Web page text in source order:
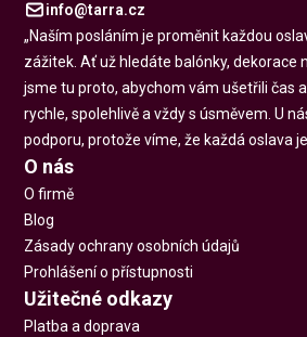
info@tarra.cz
„Naším posláním je proměnit každou
zážitek. Ať už hledáte balónky, dekorace
jsme tu proto, abychom vám ušetřili čas
rychle, spolehlivě a vždy s úsměvem. U
podporu, protože víme, že každá oslava
O nás
O firmě
Blog
Zásady ochrany osobních údajů
Prohlášení o přístupnosti
Užitečné odkazy
Platba a doprava